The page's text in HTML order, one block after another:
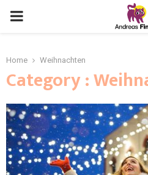
Home Weihnachten
Category :